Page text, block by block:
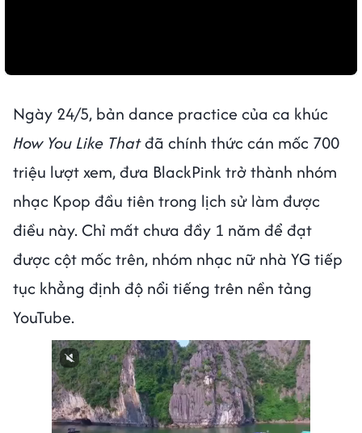
Ngày 24/5, bản dance practice của ca khúc
How You Like Thatđã chính thức cán mốc 700
triệu lượt xem, đưa BlackPink trở thành nhóm
nhạc Kpop đầu tiên trong lịch sử làm được
điều này. Chỉ mất chưa đầy 1 năm để đạt
được cột mốc trên, nhóm nhạc nữ nhà YG tiếp
tục khẳng định độ nổi tiếng trên nền tảng
YouTube.